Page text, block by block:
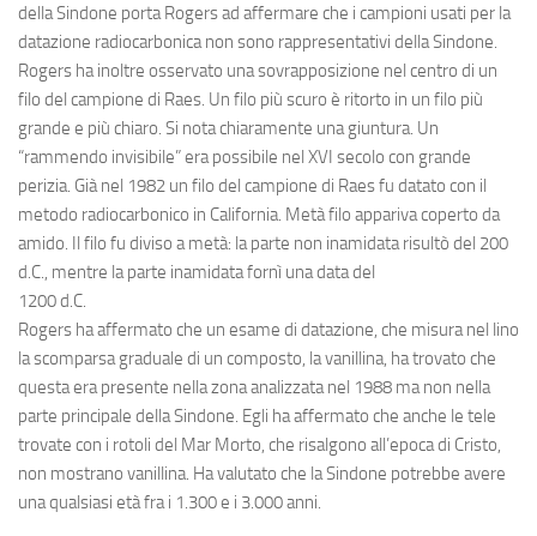
della Sindone porta Rogers ad affermare che i campioni usati per la
datazione radiocarbonica non sono rappresentativi della Sindone.
Rogers ha inoltre osservato una sovrapposizione nel centro di un
filo del campione di Raes. Un filo più scuro è ritorto in un filo più
grande e più chiaro. Si nota chiaramente una giuntura. Un
“rammendo invisibile” era possibile nel XVI secolo con grande
perizia. Già nel 1982 un filo del campione di Raes fu datato con il
metodo radiocarbonico in California. Metà filo appariva coperto da
amido. Il filo fu diviso a metà: la parte non inamidata risultò del 200
d.C., mentre la parte inamidata fornì una data del
1200 d.C.
Rogers ha affermato che un esame di datazione, che misura nel lino
la scomparsa graduale di un composto, la vanillina, ha trovato che
questa era presente nella zona analizzata nel 1988 ma non nella
parte principale della Sindone. Egli ha affermato che anche le tele
trovate con i rotoli del Mar Morto, che risalgono all’epoca di Cristo,
non mostrano vanillina. Ha valutato che la Sindone potrebbe avere
una qualsiasi età fra i 1.300 e i 3.000 anni.